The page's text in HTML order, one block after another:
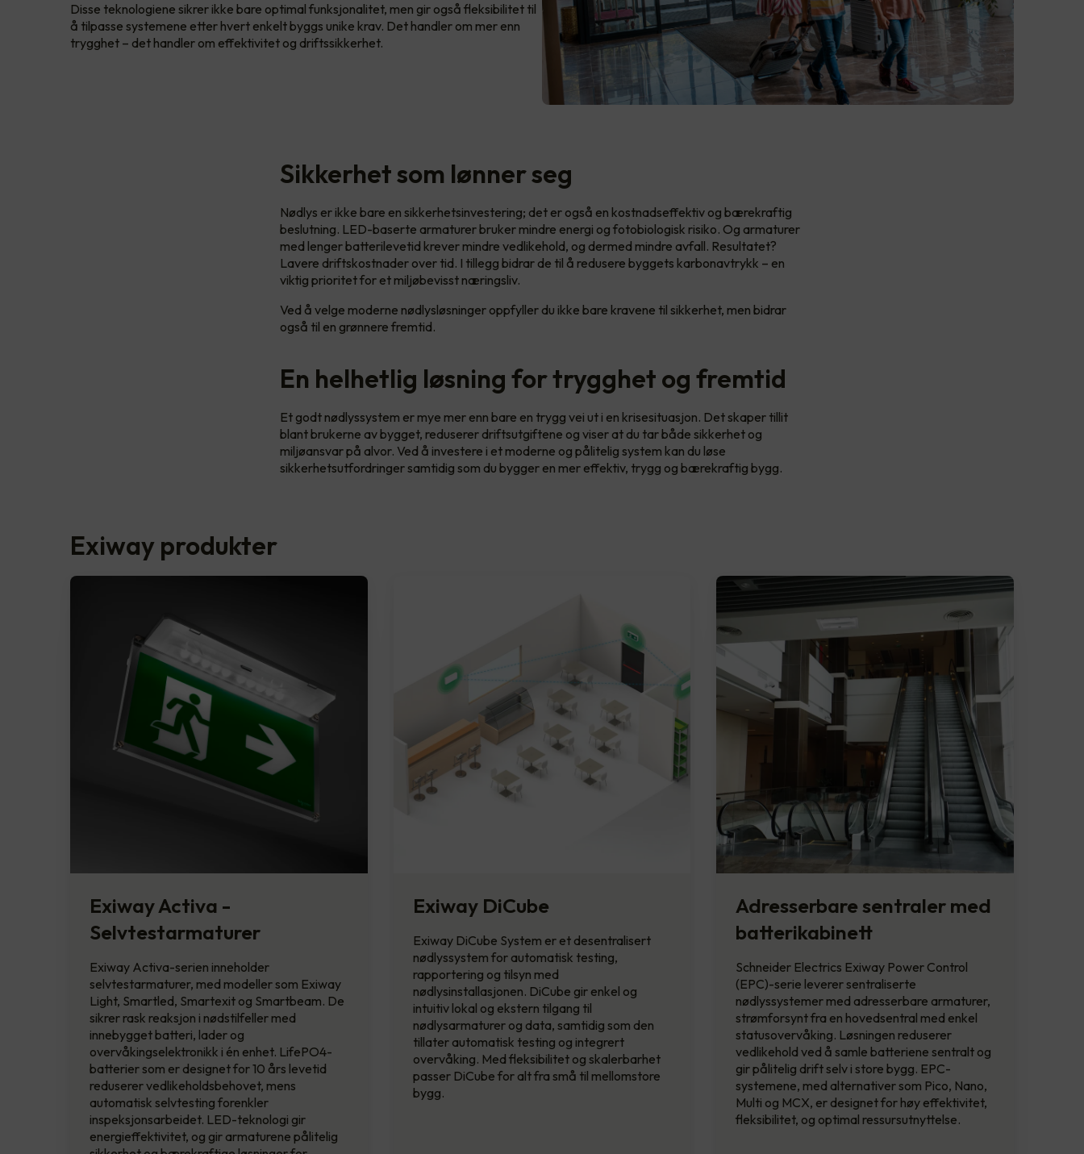
Disse teknologiene sikrer ikke bare optimal funksjonalitet, men gir også fleksibilitet til
å tilpasse systemene etter hvert enkelt byggs unike krav. Det handler om mer enn
trygghet – det handler om effektivitet og driftssikkerhet.
Sikkerhet som lønner seg
Nødlys er ikke bare en sikkerhetsinvestering; det er også en kostnadseffektiv og bærekraftig
beslutning. LED-baserte armaturer bruker mindre energi og fotobiologisk risiko. Og armaturer
med lenger batterilevetid krever mindre vedlikehold, og dermed mindre avfall. Resultatet?
Lavere driftskostnader over tid. I tillegg bidrar de til å redusere byggets karbonavtrykk – en
viktig prioritet for et miljøbevisst næringsliv.
Ved å velge moderne nødlysløsninger oppfyller du ikke bare kravene til sikkerhet, men bidrar
også til en grønnere fremtid.
En helhetlig løsning for trygghet og fremtid
Et godt nødlyssystem er mye mer enn bare en trygg vei ut i en krisesituasjon. Det skaper tillit
blant brukerne av bygget, reduserer driftsutgiftene og viser at du tar både sikkerhet og
miljøansvar på alvor. Ved å investere i et moderne og pålitelig system kan du løse
sikkerhetsutfordringer samtidig som du bygger en mer effektiv, trygg og bærekraftig bygg.
Exiway produkter
Exiway Activa -
Selvtestarmaturer
Exiway Activa-serien inneholder
selvtestarmaturer, med modeller som Exiway
Light, Smartled, Smartexit og Smartbeam. De
sikrer rask reaksjon i nødstilfeller med
innebygget batteri, lader og
overvåkingselektronikk i én enhet. LifePO4-
batterier som er designet for 10 års levetid
reduserer vedlikeholdsbehovet, mens
automatisk selvtesting forenkler
inspeksjonsarbeidet. LED-teknologi gir
energieffektivitet, og gir armaturene pålitelig
Exiway DiCube
Exiway DiCube System er et desentralisert
nødlyssystem for automatisk testing,
rapportering og tilsyn med
nødlysinstallasjonen. DiCube gir enkel og
intuitiv lokal og ekstern tilgang til
nødlysarmaturer og data, samtidig som den
tillater automatisk testing og integrert
overvåking. Med fleksibilitet og skalerbarhet
passer DiCube for alt fra små til mellomstore
bygg.
Adresserbare sentraler med
batterikabinett
Schneider Electrics Exiway Power Control
(EPC)-serie leverer sentraliserte
nødlyssystemer med adresserbare armaturer,
strømforsynt fra en hovedsentral med enkel
statusovervåking. Løsningen reduserer
vedlikehold ved å samle batteriene sentralt og
gir pålitelig drift selv i store bygg. EPC-
systemene, med alternativer som Pico, Nano,
Multi og MCX, er designet for høy effektivitet,
fleksibilitet, og optimal ressursutnyttelse.